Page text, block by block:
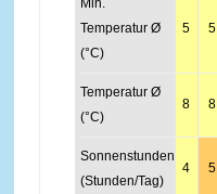
Temperatur Ø
(°C)
5 5
Temperatur Ø
(°C)
8 8
Sonnenstunden
(Stunden/Tag)
4 5